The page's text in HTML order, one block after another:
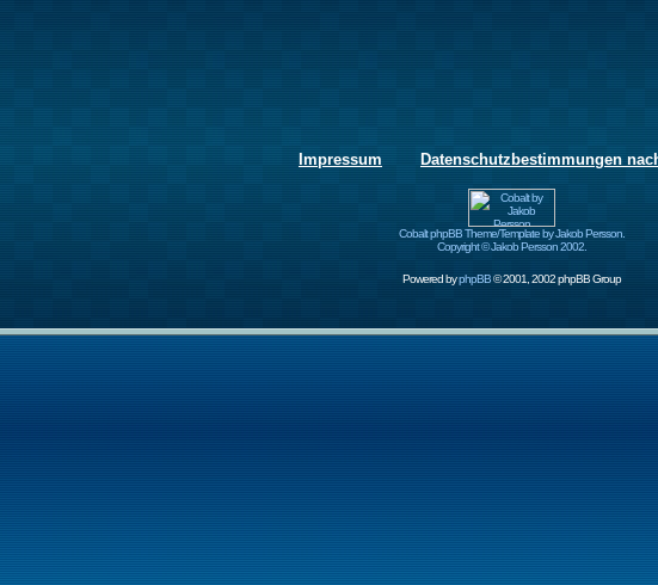
Impressum Datenschutzbestimmungen
Cobalt phpBB Theme/Template by Jakob Persson.
Copyright © Jakob Persson 2002.
Powered byphpBB© 2001, 2002 phpBB Group